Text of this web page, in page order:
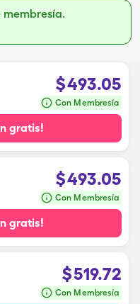
membresía.
$493.05
Con Membresía
gratis!
$493.05
Con Membresía
gratis!
$519.72
Con Membresía